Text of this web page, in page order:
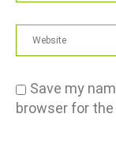
Save my
browser for